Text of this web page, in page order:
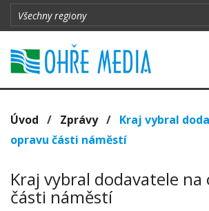
Úvod / Zprávy/ Kraj vybral
opravu části náměstí
Kraj vybral dodavatele na
části náměstí